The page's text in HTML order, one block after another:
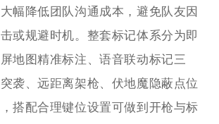
幅降低团队沟通成本，避免队友因
或规避时机。整套标记体系分为即
地图精准标注、语音联动标记三
袭、远距离架枪、伏地魔隐蔽点位
搭配合理键位设置可做到开枪与标